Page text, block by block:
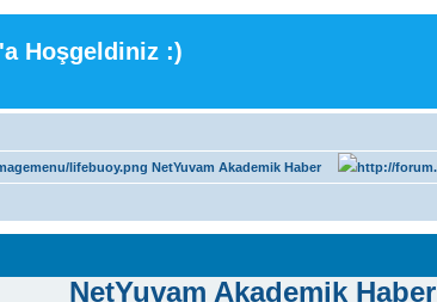
Hoşgeldiniz :)
NetYuvam Akademik Haber
NetYuvam Akademik Haber